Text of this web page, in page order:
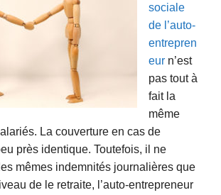
sociale
de l’auto-
entrepren
eur n’est
pas tout à
fait la
même
La couverture en cas de
près identique. Toutefois, il ne
mêmes indemnités journalières que
de le retraite, l’auto-entrepreneur